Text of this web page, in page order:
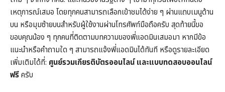
เหตุการณ์เสมอ โดยทุกคนสามารถเลือกเข้าชมได้ง่าย ๆ ผ่านแถบเมนูด้าน
บน หรือมุมซ้ายบนสำหรับผู้ใช้งานผ่านโทรศัพท์มือถือครับ สุดท้ายนี้ขอ
ขอบคุณน้อง ๆ ทุกคนที่ติดตามบทความของพี่แอดมินเสมอมา หากมีข้อ
แนะนำหรือคำถามใด ๆ สามารถแจ้งพี่แอดมินได้ทันที หรือดูรายละเอียด
เพิ่มเติมได้ที่: ศูนย์รวมเกียรติบัตรออนไลน์ และแบบทดสอบออนไลน์
ฟรีครับ